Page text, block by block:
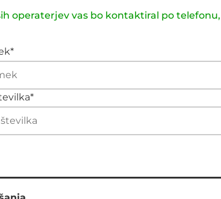
operaterjev vas bo kontaktiral po